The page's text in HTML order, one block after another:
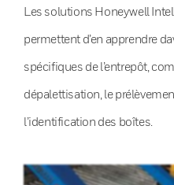
Les solutions Honeywell
permettent d’en apprendre
spécifiques de l’entrepôt,
dépalettisation, le
l’identification des boîtes.